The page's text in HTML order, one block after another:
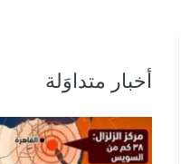
أخبار متداوَلة